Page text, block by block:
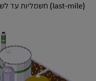
(last-mile) חשמליות עד לשנת 2030.